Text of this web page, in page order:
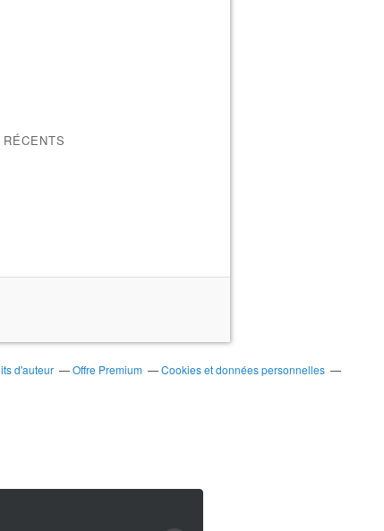
d'auteur Offre Premium
Cookies et données personnelles